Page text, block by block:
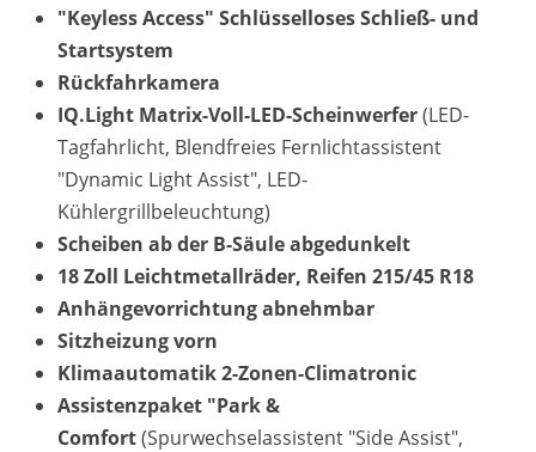
"Keyless Access" Schlüsselloses Schließ- und
Startsystem
Rückfahrkamera
IQ.Light Matrix-Voll-LED-Scheinwerfer(LED-
Tagfahrlicht, Blendfreies Fernlichtassistent
"Dynamic Light Assist", LED-
Kühlergrillbeleuchtung)
Scheiben ab der B-Säule abgedunkelt
18 Zoll Leichtmetallräder, Reifen 215/45 R18
Anhängevorrichtung abnehmbar
Sitzheizung vorn
Klimaautomatik 2-Zonen-Climatronic
Assistenzpaket "Park &
Comfort(Spurwechselassistent "Side Assist",